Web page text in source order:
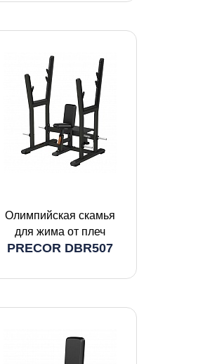
Олимпийская скамья
для жима от плеч
PRECOR DBR507